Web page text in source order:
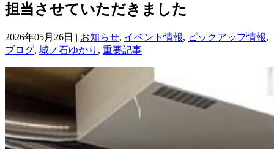
担当させていただきました
2026年05月26日 | お知らせ, イベント情報, ピックアップ情報,
ブログ, 城ノ石ゆかり , 重要記事